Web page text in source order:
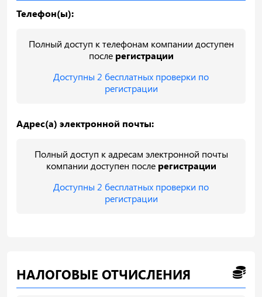
Телефон(ы):
Полный доступ к телефонам компании доступен
после регистрации
Доступны 2 бесплатных проверки по
регистрации
Адрес(а) электронной почты:
Полный доступ к адресам электронной почты
компании доступен после регистрации
Доступны 2 бесплатных проверки по
регистрации
НАЛОГОВЫЕ ОТЧИСЛЕНИЯ